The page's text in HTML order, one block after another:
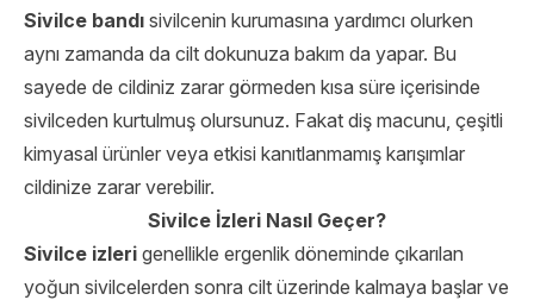
Sivilce bandı sivilcenin kurumasına yardımcı olurken
aynı zamanda da cilt dokunuza bakım da yapar. Bu
sayede de cildiniz zarar görmeden kısa süre içerisinde
sivilceden kurtulmuş olursunuz. Fakat diş macunu, çeşitli
kimyasal ürünler veya etkisi kanıtlanmamış karışımlar
cildinize zarar verebilir.
Sivilce İzleri Nasıl Geçer?
Sivilce izleri genellikle ergenlik döneminde çıkarılan
yoğun sivilcelerden sonra cilt üzerinde kalmaya başlar ve